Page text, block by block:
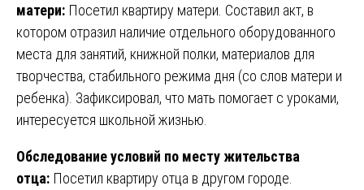
матери: Посетил квартиру матери. Составил акт, в
котором отразил наличие отдельного оборудованного
места для занятий, книжной полки, материалов для
творчества, стабильного режима дня (со слов матери и
ребенка). Зафиксировал, что мать помогает с уроками,
интересуется школьной жизнью.
Обследование условий по месту жительства
отца: Посетил квартиру отца в другом городе.